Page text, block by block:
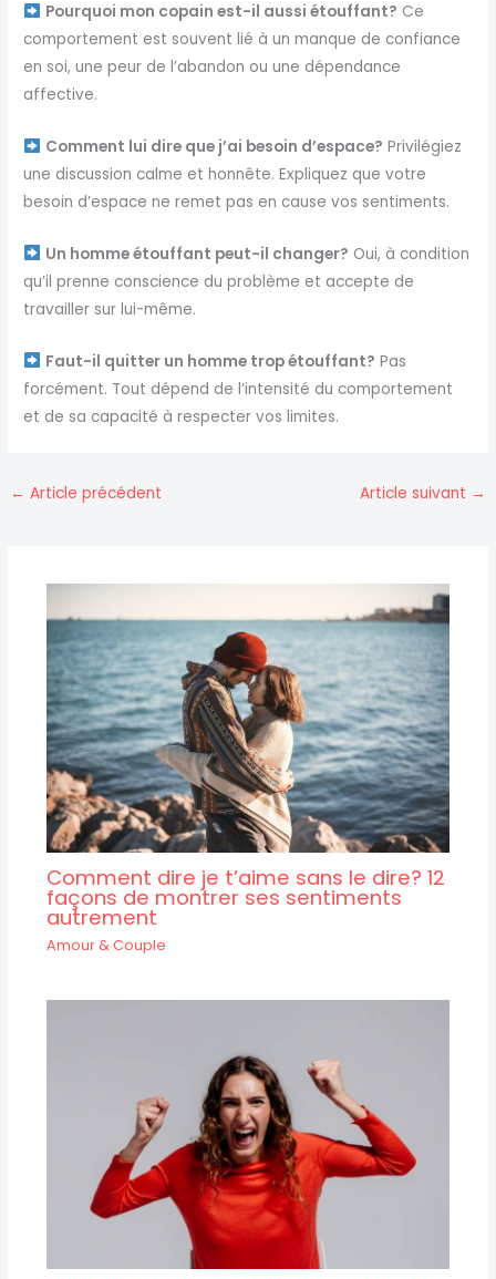
Pourquoi mon copain est-il aussi étouffant? Ce
comportement est souvent lié à un manque de confiance
en soi, une peur de l’abandon ou une dépendance
affective.
Comment lui dire que j’ai besoin d’espace? Privilégiez
une discussion calme et honnête. Expliquez que votre
besoin d’espace ne remet pas en cause vos sentiments.
Un homme étouffant peut-il changer? Oui, à condition
qu’il prenne conscience du problème et accepte de
travailler sur lui-même.
Faut-il quitter un homme trop étouffant? Pas
forcément. Tout dépend de l’intensité du comportement
et de sa capacité à respecter vos limites.
← Article précédent Article suivant →
Comment dire je t’aime sans le dire? 12
façons de montrer ses sentiments
autrement
Amour & Couple